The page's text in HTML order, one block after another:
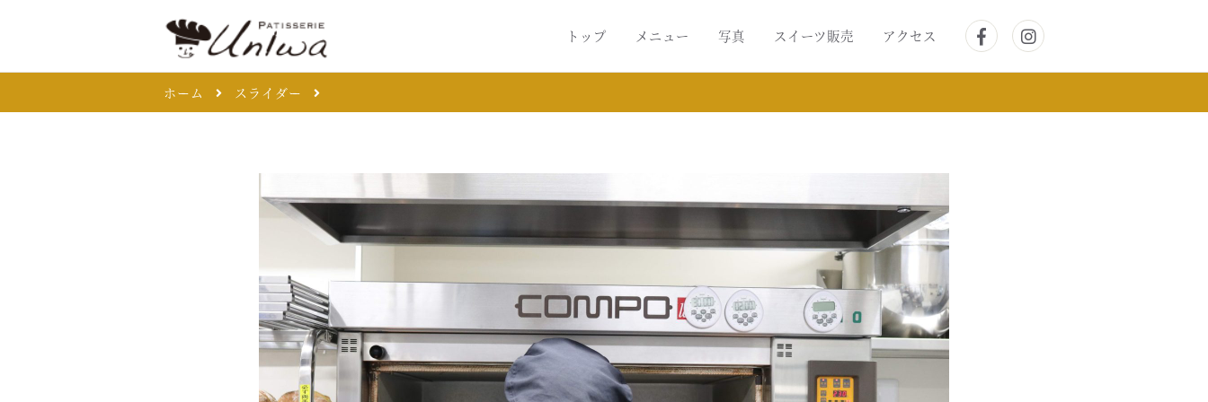
トップ メニュー 写真 スイーツ販売 アクセス
ホーム スライダー